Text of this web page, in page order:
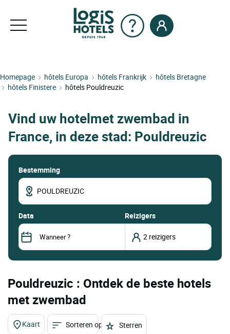
Homepage hôtels Europa hôtels Frankrijk
hôtels Bretagne
hôtels Finistere
hôtels Pouldreuzic
Vind uw hotelmet zwembad in
France, in deze stad: Pouldreuzic
Bestemming
data Reizigers
Pouldreuzic : Ontdek de beste hotels
met zwembad
Kaart Sorteren op Sterren